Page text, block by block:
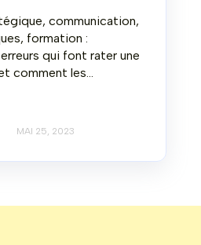
communication,
formation :
qui font rater une
comment les...
MAI 25, 2023